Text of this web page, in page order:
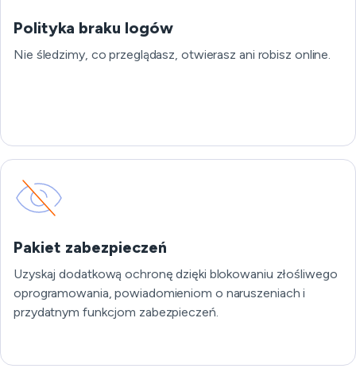
Polityka braku logów
Nie śledzimy, co przeglądasz, otwierasz ani robisz online.
Pakiet zabezpieczeń
Uzyskaj dodatkową ochronę dzięki blokowaniu złośliwego
oprogramowania, powiadomieniom o naruszeniach i
przydatnym funkcjom zabezpieczeń.